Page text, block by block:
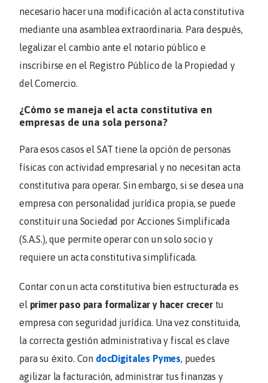
necesario hacer una modificación al acta constitutiva
mediante una asamblea extraordinaria. Para después,
legalizar el cambio ante el notario público e
inscribirse en el Registro Público de la Propiedad y
del Comercio.
¿Cómo se maneja el acta constitutiva en
empresas de una sola persona?
Para esos casos el SAT tiene la opción de personas
físicas con actividad empresarial y no necesitan acta
constitutiva para operar. Sin embargo, si se desea una
empresa con personalidad jurídica propia, se puede
constituir una Sociedad por Acciones Simplificada
(S.A.S.), que permite operar con un solo socio y
requiere un acta constitutiva simplificada.
Contar con un acta constitutiva bien estructurada es
el primer paso para formalizar y hacer crecertu
empresa con seguridad jurídica. Una vez constituida,
la correcta gestión administrativa y fiscal es clave
para su éxito. Con docDigitales Pymes, puedes
agilizar la facturación, administrar tus finanzas y